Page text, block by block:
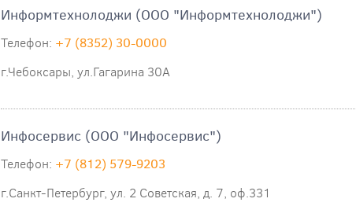
Информтехнолоджи (ООО "Информтехнолоджи")
Телефон: +7 (8352) 30-0000
г.Чебоксары, ул.Гагарина 30А
Инфосервис (ООО "Инфосервис")
Телефон: +7 (812) 579-9203
г.Санкт-Петербург, ул. 2 Советская, д. 7, оф.331